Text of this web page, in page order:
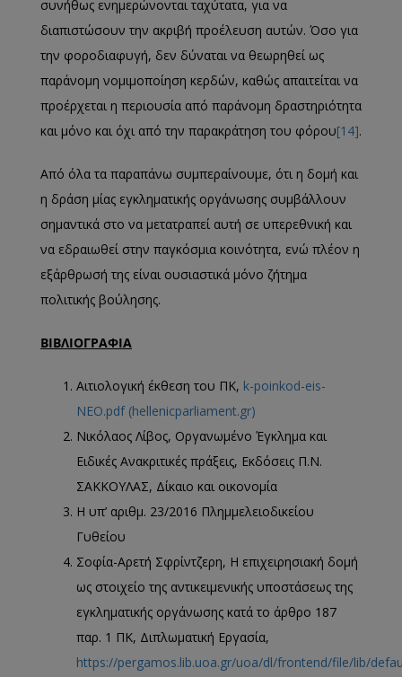
συνήθως ενημερώνονται ταχύτατα, για να
διαπιστώσουν την ακριβή προέλευση αυτών. Όσο για
την φοροδιαφυγή, δεν δύναται να θεωρηθεί ως
παράνομη νομιμοποίηση κερδών, καθώς απαιτείται να
προέρχεται η περιουσία από παράνομη δραστηριότητα
και μόνο και όχι από την παρακράτηση του φόρου[14].
Από όλα τα παραπάνω συμπεραίνουμε, ότι η δομή και
η δράση μίας εγκληματικής οργάνωσης συμβάλλουν
σημαντικά στο να μετατραπεί αυτή σε υπερεθνική και
να εδραιωθεί στην παγκόσμια κοινότητα, ενώ πλέον η
εξάρθρωσή της είναι ουσιαστικά μόνο ζήτημα
πολιτικής βούλησης.
ΒΙΒΛΙΟΓΡΑΦΙΑ
Αιτιολογική έκθεση του ΠΚ, k-poinkod-eis-
NEO.pdf (hellenicparliament.gr)
Νικόλαος Λίβος, Οργανωμένο Έγκλημα και
Ειδικές Ανακριτικές πράξεις, Εκδόσεις Π.Ν.
ΣΑΚΚΟΥΛΑΣ, Δίκαιο και οικονομία
Η υπ’ αριθμ. 23/2016 Πλημμελειοδικείου
Γυθείου
Σοφία-Αρετή Σφρίντζερη, Η επιχειρησιακή δομή
ως στοιχείο της αντικειμενικής υποστάσεως της
εγκληματικής οργάνωσης κατά το άρθρο 187
παρ. 1 ΠΚ, Διπλωματική Εργασία,
https://pergamos.lib.uoa.gr/uoa/dl/frontend/file/lib/